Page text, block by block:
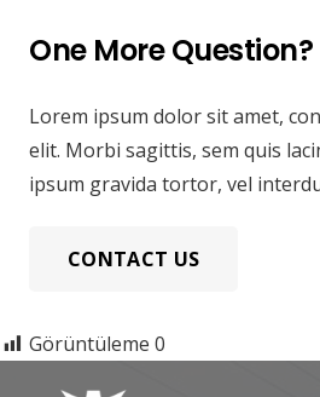
One More Question?
Lorem ipsum dolor sit amet,
elit. Morbi sagittis, sem quis
ipsum gravida tortor, vel
CONTACT US
Görüntüleme 0